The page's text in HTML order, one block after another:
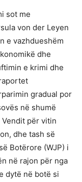
sot me
von der Leyen
e vazhdueshëm
dhe
e krimi dhe
gradual por
në shumë
për vitin
dhe tash së
Botërore (WJP) i
në rajon për nga
dytë në botë si